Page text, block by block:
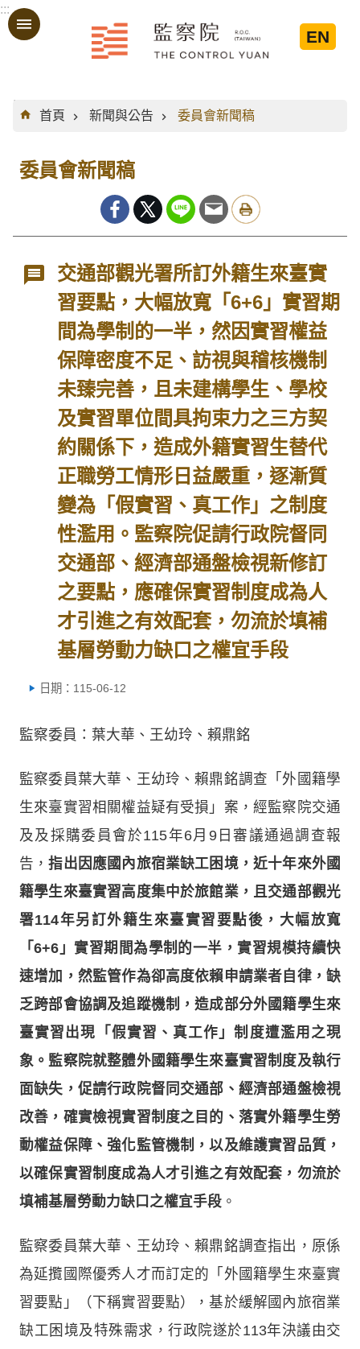
跳到主要內容區塊
:::
EN
:::
首頁
新聞與公告 委員會新聞稿
委員會新聞稿
交通部觀光署所訂外籍生來臺實
習要點，大幅放寬「6+6」實習期
間為學制的一半，然因實習權益
保障密度不足、訪視與稽核機制
未臻完善，且未建構學生、學校
及實習單位間具拘束力之三方契
約關係下，造成外籍實習生替代
正職勞工情形日益嚴重，逐漸質
變為「假實習、真工作」之制度
性濫用。監察院促請行政院督同
交通部、經濟部通盤檢視新修訂
之要點，應確保實習制度成為人
才引進之有效配套，勿流於填補
基層勞動力缺口之權宜手段
日期：115-06-12
監察委員：葉大華、王幼玲、賴鼎銘
監察委員葉大華、王幼玲、賴鼎銘調查「外國籍學
生來臺實習相關權益疑有受損」案，經監察院交通
及及採購委員會於115年6月9日審議通過調查報
告，指出因應國內旅宿業缺工困境，近十年來外國
籍學生來臺實習高度集中於旅館業，且交通部觀光
署114年另訂外籍生來臺實習要點後，大幅放寬
「6+6」實習期間為學制的一半，實習規模持續快
速增加，然監管作為卻高度依賴申請業者自律，缺
乏跨部會協調及追蹤機制，造成部分外國籍學生來
臺實習出現「假實習、真工作」制度遭濫用之現
象。監察院就整體外國籍學生來臺實習制度及執行
面缺失，促請行政院督同交通部、經濟部通盤檢視
改善，確實檢視實習制度之目的、落實外籍學生勞
動權益保障、強化監管機制，以及維護實習品質，
以確保實習制度成為人才引進之有效配套，勿流於
填補基層勞動力缺口之權宜手段 。
監察委員葉大華、王幼玲、賴鼎銘調查指出，原係
為延攬國際優秀人才而訂定的「外國籍學生來臺實
習要點」（下稱實習要點），基於緩解國內旅宿業
缺工困境及特殊需求，行政院遂於113年決議由交